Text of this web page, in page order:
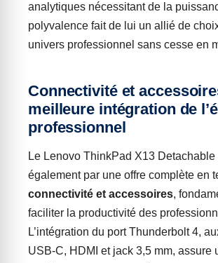
analytiques nécessitant de la
polyvalence fait de lui un allié de
univers professionnel sans cesse en
Connectivité et
meilleure intégration de
professionnel
Le Lenovo ThinkPad X13
également par une offre complète en
connectivité et accessoires,
faciliter la productivité des
L’intégration du port Thunderbolt 4,
USB-C, HDMI et jack 3,5 mm, assure